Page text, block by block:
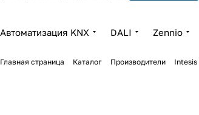
Автоматизация KNX DALI Zennio
Главная страница Каталог Производители Intesis